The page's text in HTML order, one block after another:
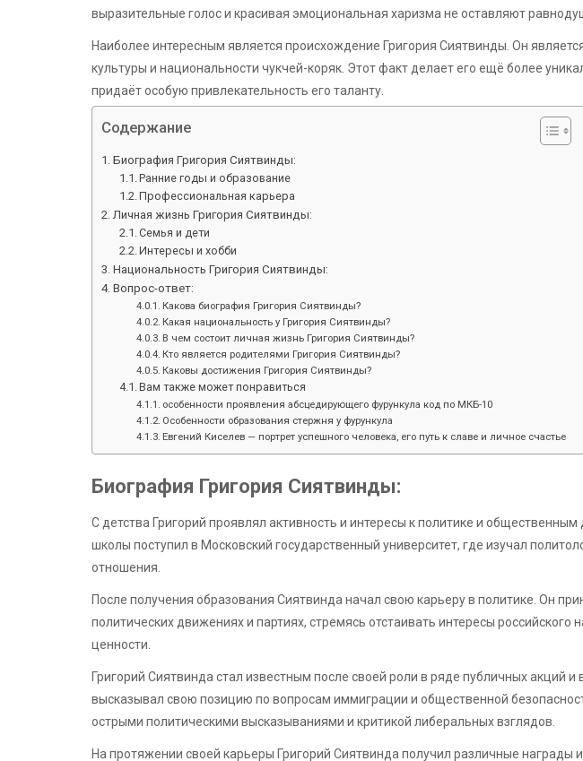
выразительные голос и красивая эмоциональная харизма не оставляют
Наиболее интересным является происхождение Григория Сиятвинды. Он
культуры и национальности чукчей-коряк. Этот факт делает его ещё более
придаёт особую привлекательность его таланту.
Содержание
Биография Григория Сиятвинды:
Ранние годы и образование
Профессиональная карьера
Личная жизнь Григория Сиятвинды:
Семья и дети
Интересы и хобби
Национальность Григория Сиятвинды:
Вопрос-ответ:
Какова биография Григория Сиятвинды?
Какая национальность у Григория Сиятвинды?
В чем состоит личная жизнь Григория Сиятвинды?
Кто является родителями Григория Сиятвинды?
Каковы достижения Григория Сиятвинды?
Вам также может понравиться
особенности проявления абсцедирующего фурункула код по МКБ-10
Особенности образования стержня у фурункула
Евгений Киселев — портрет успешного человека, его путь к славе и личное счастье
Биография Григория Сиятвинды:
С детства Григорий проявлял активность и интересы к политике и
школы поступил в Московский государственный университет, где изучал
отношения.
После получения образования Сиятвинда начал свою карьеру в политике. Он
политических движениях и партиях, стремясь отстаивать интересы российского
ценности.
Григорий Сиятвинда стал известным после своей роли в ряде публичных акций и
высказывал свою позицию по вопросам иммиграции и общественной
острыми политическими высказываниями и критикой либеральных взглядов.
На протяжении своей карьеры Григорий Сиятвинда получил различные награды